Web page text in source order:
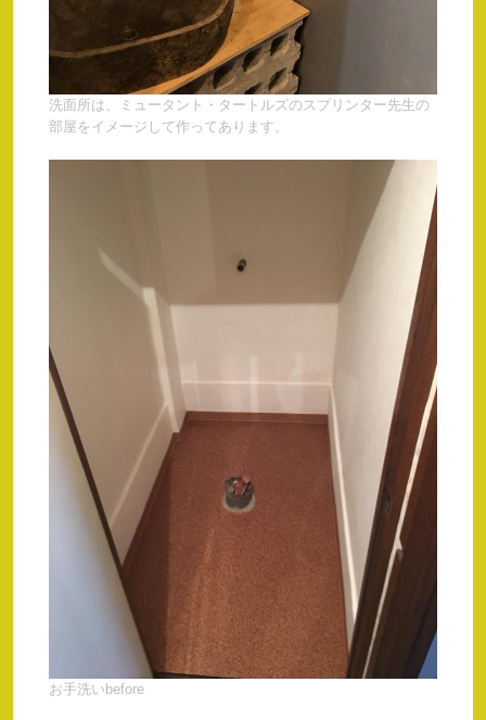
洗面所は、ミュータント・タートルズのスプリンター先生の
部屋をイメージして作ってあります。
お手洗いbefore